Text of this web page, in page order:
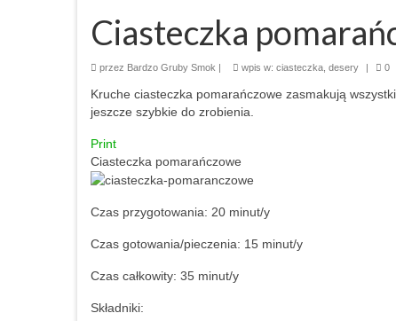
Ciasteczka
przez Bardzo Gruby Smok | wpis w: ciasteczka desery | 0
Kruche ciasteczka pomarańczowe zasmakują
jeszcze szybkie do zrobienia.
Print
Ciasteczka pomarańczowe
Czas przygotowania: 20 minut/y
Czas gotowania/pieczenia: 15 minut/y
Czas całkowity: 35 minut/y
Składniki: